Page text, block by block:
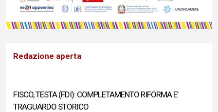
Redazione aperta
FISCO, TESTA (FDI): COMPLETAMENTO RIFORMA E’
TRAGUARDO STORICO